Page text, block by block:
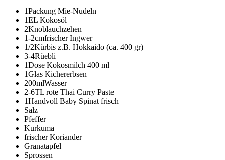
1Packung Mie-Nudeln
1EL Kokosöl
2Knoblauchzehen
1-2cmfrischer Ingwer
1/2Kürbis z.B. Hokkaido (ca. 400 gr)
3-4Rüebli
1Dose Kokosmilch 400 ml
1Glas Kichererbsen
200mlWasser
2-6TL rote Thai Curry Paste
1Handvoll Baby Spinat frisch
Salz
Pfeffer
Kurkuma
frischer Koriander
Granatapfel
Sprossen